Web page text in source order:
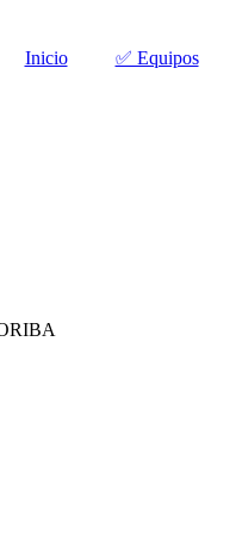
Inicio ✅ Equipos